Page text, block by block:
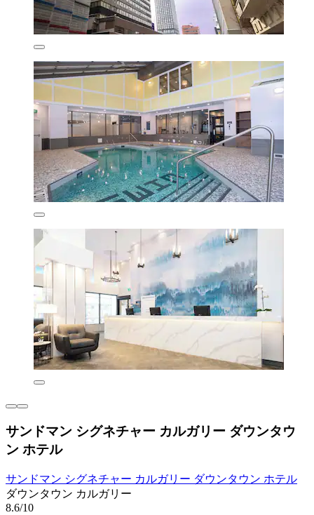
サンドマン シグネチャー カルガリー ダウンタウ
ン ホテル
サンドマン シグネチャー カルガリー ダウンタウン ホテル
ダウンタウン カルガリー
8.6/10